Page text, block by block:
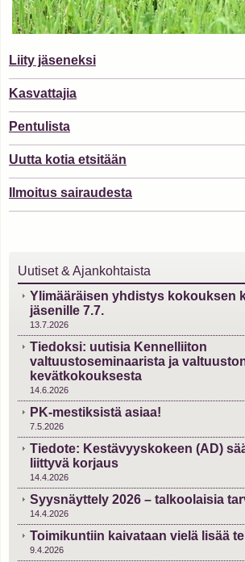
Liity jäseneksi
Kasvattajia
Pentulista
Uutta kotia etsitään
Ilmoitus sairaudesta
Uutiset & Ajankohtaista
Ylimääräisen yhdistys kokouksen
jäsenille 7.7.
13.7.2026
Tiedoksi: uutisia Kennelliiton
valtuustoseminaarista ja
kevätkokouksesta
14.6.2026
PK-mestiksistä asiaa!
7.5.2026
Tiedote: Kestävyyskokeen (AD)
liittyvä korjaus
14.4.2026
Syysnäyttely 2026 – talkoolaisia
14.4.2026
Toimikuntiin kaivataan vielä lisää
9.4.2026